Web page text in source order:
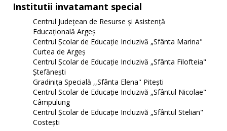
Institutii invatamant special
Centrul Judeţean de Resurse şi Asistenţă
Educaţională Argeş
Centrul Școlar de Educație Incluzivă „Sfânta Marina"
Curtea de Argeş
Centrul Școlar de Educație Incluzivă „Sfânta Filofteia"
Ștefănești
Gradinița Specială ,,Sfânta Elena'' Pitești
Centrul Scolar de Educație Incluzivă „Sfântul Nicolae"
Câmpulung
Centrul Şcolar de Educaţie Incluzivă „Sfântul Stelian"
Costeşti